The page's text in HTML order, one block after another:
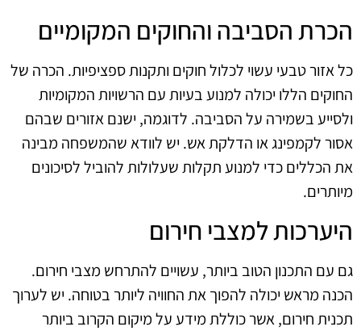
הכרת הסביבה והחוקים המקומיים
כל אזור טבעי עשוי לכלול חוקים ותקנות ספציפיות. הכרה של
החוקים הללו יכולה למנוע בעיות עם הרשויות המקומיות
ולסייע בשמירה על הסביבה. לדוגמה, ישנם אזורים שבהם
אסור לקמפינג או הדלקת אש. יש לוודא שהמשפחה מבינה
את הכללים כדי למנוע תקלות שעלולות להוביל לסיכונים
מיותרים.
היערכות למצבי חירום
גם עם התכנון הטוב ביותר, עשויים להתרחש מצבי חירום.
הכנה מראש יכולה להפוך את החוויה ליותר בטוחה. יש לערוך
תכנית חירום, אשר כוללת מידע על מיקום הקרוב ביותר